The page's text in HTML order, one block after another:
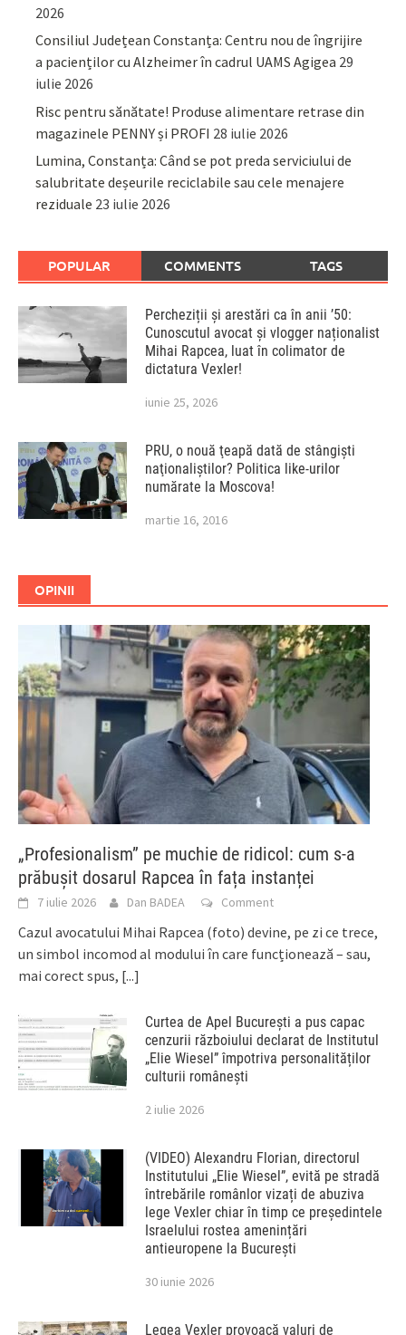
2026
Consiliul Județean Constanța: Centru nou de îngrijire
a pacienților cu Alzheimer în cadrul UAMS Agigea 29
iulie 2026
Risc pentru sănătate! Produse alimentare retrase din
magazinele PENNY și PROFI 28 iulie 2026
Lumina, Constanța: Când se pot preda serviciului de
salubritate deșeurile reciclabile sau cele menajere
reziduale 23 iulie 2026
POPULAR COMMENTS TAGS
Percheziții și arestări ca în anii ’50:
Cunoscutul avocat și vlogger naționalist
Mihai Rapcea, luat în colimator de
dictatura Vexler!
iunie 25, 2026
PRU, o nouă ţeapă dată de stângişti
naţionaliştilor? Politica like-urilor
numărate la Moscova!
martie 16, 2016
OPINII
„Profesionalism” pe muchie de ridicol: cum s-a
prăbușit dosarul Rapcea în fața instanței
7 iulie 2026 Dan BADEA Comment
Cazul avocatului Mihai Rapcea (foto) devine, pe zi ce trece,
un simbol incomod al modului în care funcționează – sau,
mai corect spus, [...]
Curtea de Apel București a pus capac
cenzurii războiului declarat de Institutul
„Elie Wiesel” împotriva personalităților
culturii românești
2 iulie 2026
(VIDEO) Alexandru Florian, directorul
Institutului „Elie Wiesel”, evită pe stradă
întrebările românlor vizați de abuziva
lege Vexler chiar în timp ce președintele
Israelului rostea amenințări
antieuropene la București
30 iunie 2026
Legea Vexler provoacă valuri de